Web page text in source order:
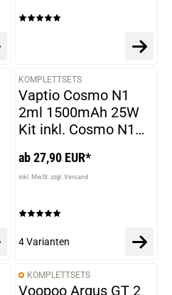
KOMPLETTSETS
Vaptio Cosmo N1
2ml 1500mAh 25W
Kit inkl. Cosmo N1
ab 27,90 EUR*
inkl. MwSt. zzgl. Versand
4 Varianten
KOMPLETTSETS
Voopoo Argus GT 2